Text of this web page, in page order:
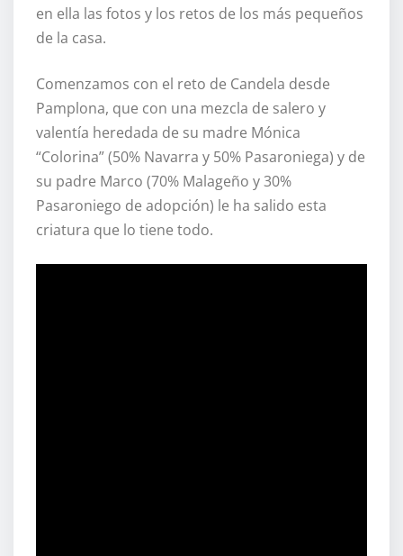
en ella las fotos y los retos de los más pequeños
de la casa.
Comenzamos con el reto de Candela desde
Pamplona, que con una mezcla de salero y
valentía heredada de su madre Mónica
“Colorina” (50% Navarra y 50% Pasaroniega) y de
su padre Marco (70% Malageño y 30%
Pasaroniego de adopción) le ha salido esta
criatura que lo tiene todo.